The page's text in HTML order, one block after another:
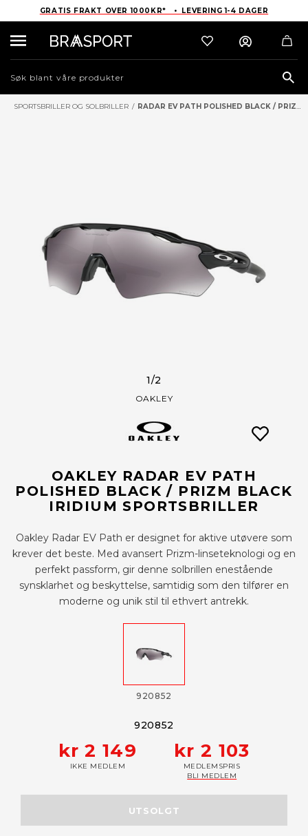
GRATIS FRAKT OVER 1000KR* • LEVERING 1-4 DAGER
SPORTSBRILLER OG SOLBRILLER / RADAR EV PATH POLISHED BLACK / PRIZM BLACK IRIDIUM SPORTSBRILLER
1/2
OAKLEY
OAKLEY RADAR EV PATH
POLISHED BLACK / PRIZM BLACK
IRIDIUM SPORTSBRILLER
Oakley Radar EV Path er designet for aktive utøvere som
krever det beste. Med avansert Prizm-linseteknologi og en
perfekt passform, gir denne solbrillen enestående
synsklarhet og beskyttelse, samtidig som den tilfører en
moderne og unik stil til ethvert antrekk.
920852
920852
kr 2 149
IKKE MEDLEM
kr 2 103
MEDLEMSPRIS
BLI MEDLEM
UTSOLGT